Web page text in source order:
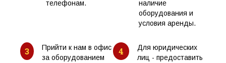
телефонам.
наличие
оборудования и
условия аренды.
3
Прийти к нам в офис
за оборудованием
4
Для юридических
лиц - предоставить